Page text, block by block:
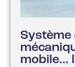
Système
mobile…